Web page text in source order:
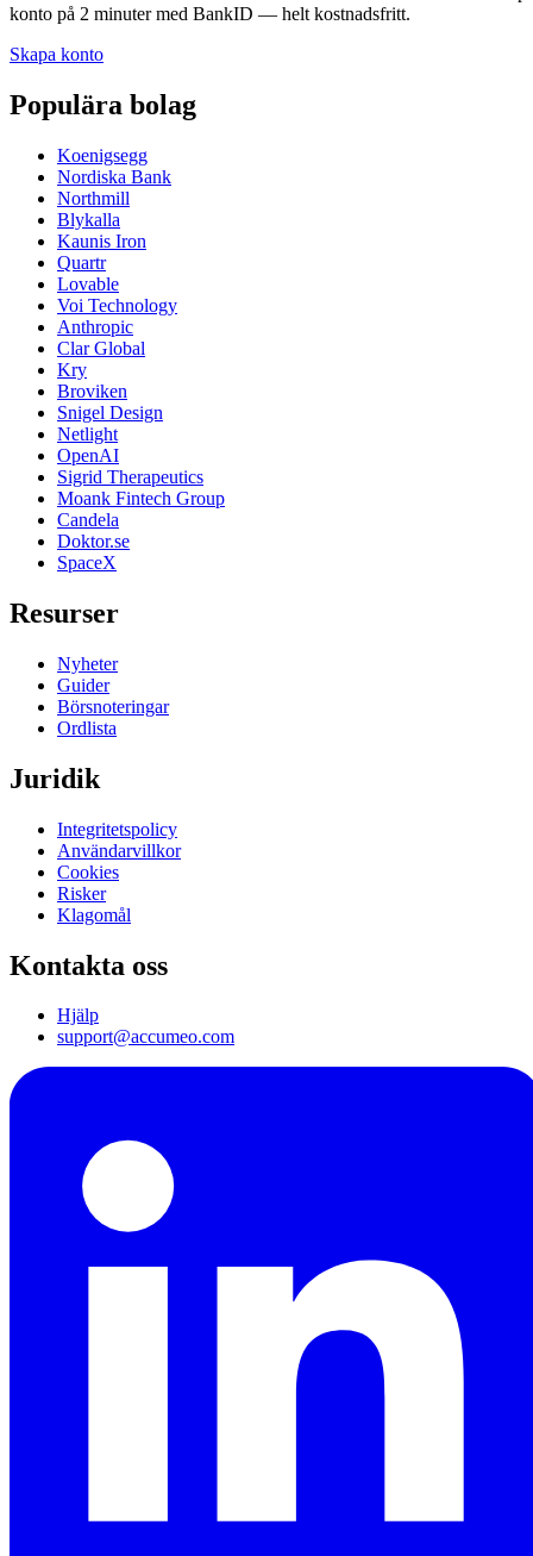
konto på 2 minuter med BankID — helt kostnadsfritt.
Skapa konto
Populära bolag
Koenigsegg
Nordiska Bank
Northmill
Blykalla
Kaunis Iron
Quartr
Lovable
Voi Technology
Anthropic
Clar Global
Kry
Broviken
Snigel Design
Netlight
OpenAI
Sigrid Therapeutics
Moank Fintech Group
Candela
Doktor.se
SpaceX
Resurser
Nyheter
Guider
Börsnoteringar
Ordlista
Juridik
Integritetspolicy
Användarvillkor
Cookies
Risker
Klagomål
Kontakta oss
Hjälp
support@accumeo.com